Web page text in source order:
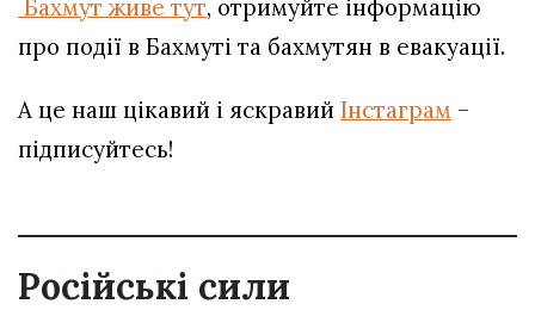
Бахмут живе тут, отримуйте інформацію
про події в Бахмуті та бахмутян в евакуації.
А це наш цікавий і яскравий Інстаграм –
підписуйтесь!
Російські сили